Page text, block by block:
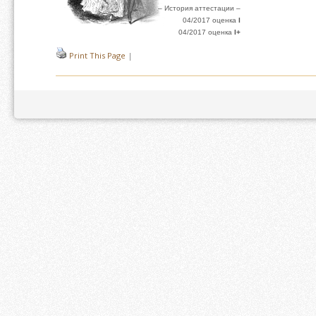
– История аттестации –
04/2017 оценкаI
04/2017 оценкаI+
Print This Page |